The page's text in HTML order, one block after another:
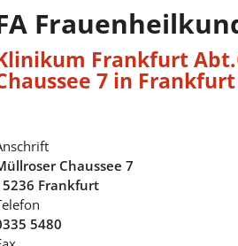
Frankfurt
7 in Frankfurt
Chaussee 7
Frankfurt
5480